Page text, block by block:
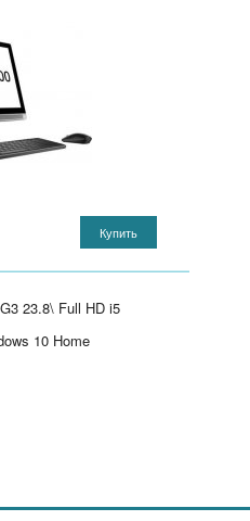
Купить
23.8\ Full HD i5
10 Home